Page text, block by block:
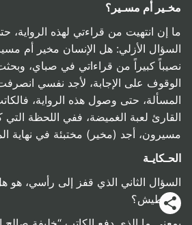
مخـير أم مسـير؟
ما إن انتهيت من قراءتي لهذه الرواية،
السؤال الأزلي: هل الإنسان مخير أم
نصيباً كبيراً من قراءاتي في صباي،
الوقوف على الإجابة، لأجد نفسي
المسألة، حتى وصول هذه الرواية،
القارئ لعبة الغميضة، ففي اللحظة التي
مسيرون، أجد (مخير) مختبئة في نهاية
الحـكايـة
السؤال الثاني الذي قفز إلى رأسي، هو
طراطيش؟